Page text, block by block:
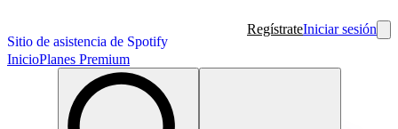
Sitio de asistencia de Spotify
RegístrateIniciar sesión
InicioPlanes Premium